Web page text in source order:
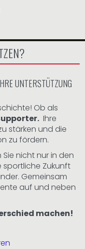
UNTERSTÜTZUNG
Ob als
Ihre
stärken und die
zu fördern.
nicht nur in den
sportliche Zukunft
Gemeinsam
auf und neben
machen!